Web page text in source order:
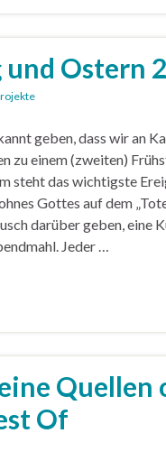
Ostern
geben, dass wir an
zu einem (zweiten)
steht das wichtigste
Gottes auf dem
darüber geben, eine
Jeder …
Quellen
Of